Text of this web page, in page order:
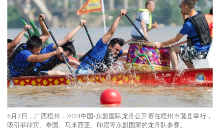
6月2日，广西梧州，2024中国-东盟国际龙舟公开赛在梧州市藤县举行，
吸引菲律宾、泰国、马来西亚、印尼等东盟国家的龙舟队参赛。